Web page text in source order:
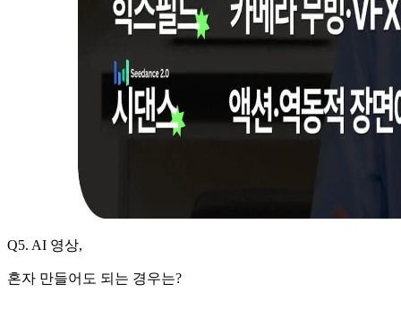
Q5. AI 영상,
혼자 만들어도 되는 경우는?